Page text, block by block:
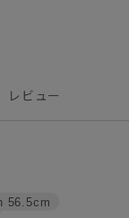
レビュー
56.5cm